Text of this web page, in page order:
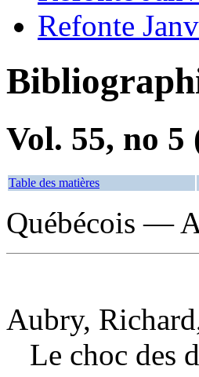
Refonte
Vol. 55, no 5
Table des matières
Québécois —
Aubry,
Le choc des